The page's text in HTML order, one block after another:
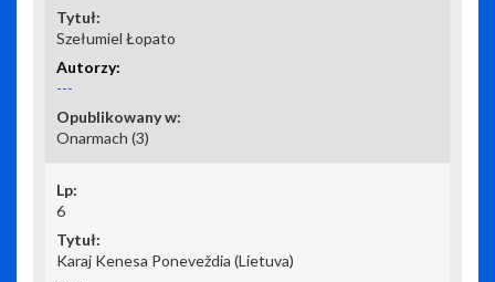
Szełumiel Łopato
---
Onarmach (3)
6
Karaj Kenesa Poneveždia (Lietuva)